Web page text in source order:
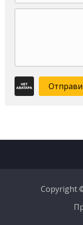
Copyright